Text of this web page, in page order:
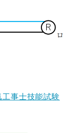
事士技能試験